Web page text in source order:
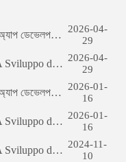
স্পা অ্যাপ ডেভেলপমেন্টঃ একটি সফল মোবাইল অ্যাপ্লিকেশন তৈরির যাত্রা
2026-04-
29
SPA Sviluppo del sito web per il commercio estero: una guida completa 2026-04-
29
স্পা অ্যাপ ডেভেলপমেন্টঃ একটি সফল মোবাইল অ্যাপ্লিকেশন তৈরির যাত্রা
2026-01-
16
SPA Sviluppo del sito web per il commercio estero: una guida completa 2026-01-
16
SPA Sviluppo del sito web per il commercio estero: una guida completa 2024-11-
10